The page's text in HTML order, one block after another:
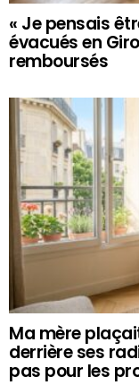
« Je pensais
évacués en
remboursés
Ma mère
derrière ses
pas pour les